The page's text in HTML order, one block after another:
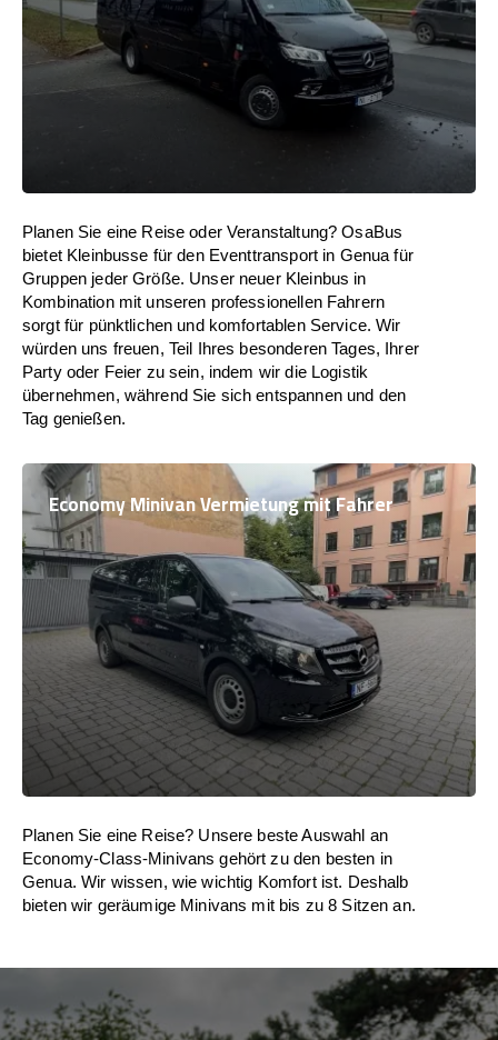
Planen Sie eine Reise oder Veranstaltung? OsaBus
bietet Kleinbusse für den Eventtransport in Genua für
Gruppen jeder Größe. Unser neuer Kleinbus in
Kombination mit unseren professionellen Fahrern
sorgt für pünktlichen und komfortablen Service. Wir
würden uns freuen, Teil Ihres besonderen Tages, Ihrer
Party oder Feier zu sein, indem wir die Logistik
übernehmen, während Sie sich entspannen und den
Tag genießen.
Economy Minivan Vermietung mit Fahrer
Planen Sie eine Reise? Unsere beste Auswahl an
Economy-Class-Minivans gehört zu den besten in
Genua. Wir wissen, wie wichtig Komfort ist. Deshalb
bieten wir geräumige Minivans mit bis zu 8 Sitzen an.